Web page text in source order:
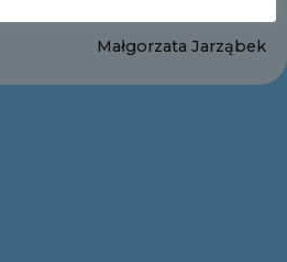
Małgorzata Jarząbek